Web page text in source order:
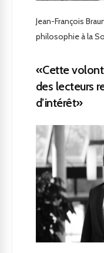
Jean-François
philosophie à la
«Cette
des lecteurs
d’intérêt»